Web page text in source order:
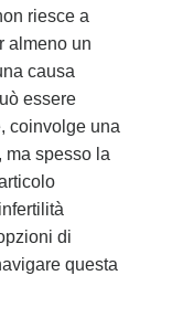
riesce a
almeno un
causa
essere
coinvolge una
ma spesso la
di
questa